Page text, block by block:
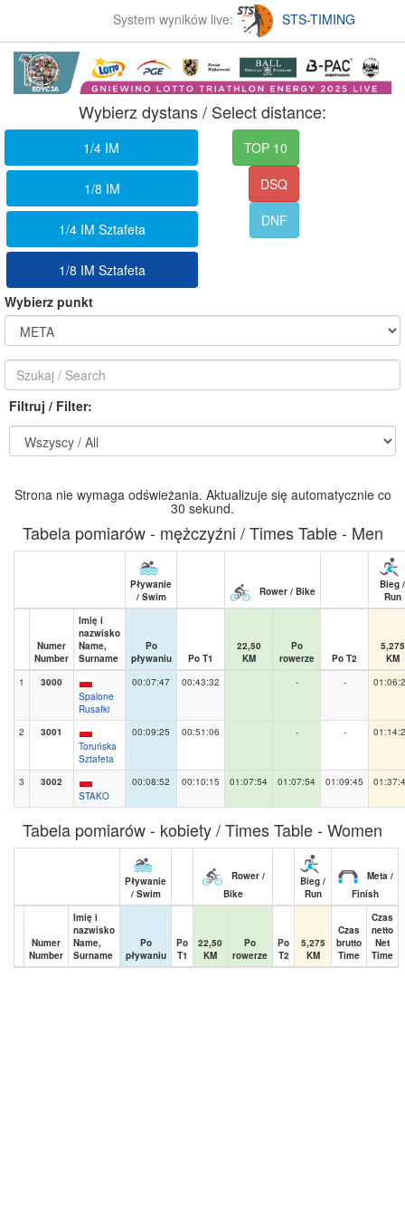
System wyników live: STS-TIMING
Wybierz dystans / Select distance:
1/4 IM
1/8 IM
1/4 IM Sztafeta
1/8 IM Sztafeta
TOP 10
DSQ
DNF
Wybierz punkt
Filtruj / Filter:
Strona nie wymaga odświeżania. Aktualizuje się automatycznie co
30 sekund.
Tabela pomiarów - mężczyźni / Times Table - Men
Pływanie
/ Swim
Rower / Bike
Bieg /
Run
Numer
Number
Imię i
nazwisko
Name,
Surname
Po
pływaniu
Po T1
22,50
KM
Po
rowerze
Po T2
5,275
KM
1
3000
Spalone
Rusałki
00:07:47 00:43:32 - -
2
3001
Toruńska
Sztafeta
00:09:25 00:51:06 - -
3
3002
STAKO
00:08:52 00:10:15 01:07:54 01:07:54 01:09:45
Tabela pomiarów - kobiety / Times Table - Women
Pływanie
/ Swim
Rower /
Bike
Bieg /
Run
Meta /
Finish
Numer
Number
Imię i
nazwisko
Name,
Surname
Po
pływaniu
Po
T1
22,50
KM
Po
rowerze
Po
T2
5,275
KM
Czas
brutto
Time
Czas
netto
Net
Time